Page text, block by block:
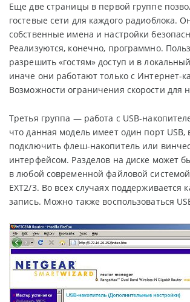
Еще две страницы в первой группе
гостевые сети для каждого радиоблока.
собственные имена и настройки
Реализуются, конечно, программно.
разрешить «гостям» доступ и в
иначе они работают только с Интернет-
Возможности ограничения скорости для
Третья группа — работа с USB-
что данная модель имеет один порт
подключить флеш-накопитель или
интерфейсом. Разделов на диске может
в любой современной файловой
EXT2/3. Во всех случаях поддерживается
запись. Можно также воспользоваться